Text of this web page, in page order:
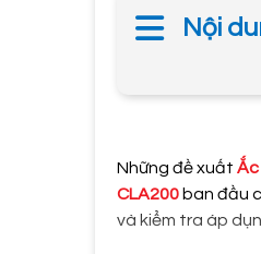
Nội
Những đề xuất Ắc
CLA200 ban đầu
và kiểm tra áp